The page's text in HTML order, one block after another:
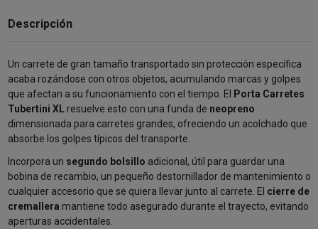
Descripción
Un carrete de gran tamaño transportado sin protección específica
acaba rozándose con otros objetos, acumulando marcas y golpes
que afectan a su funcionamiento con el tiempo. El
Porta Carretes
Tubertini XLresuelve esto con una funda de neopreno
dimensionada para carretes grandes, ofreciendo un acolchado que
absorbe los golpes típicos del transporte.
Incorpora un segundo bolsillo adicional, útil para guardar una
bobina de recambio, un pequeño destornillador de mantenimiento o
cualquier accesorio que se quiera llevar junto al carrete. El cierre de
cremallera mantiene todo asegurado durante el trayecto, evitando
aperturas accidentales.